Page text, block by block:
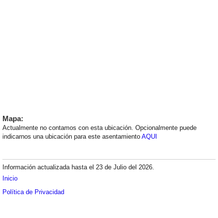
Mapa:
Actualmente no contamos con esta ubicación. Opcionalmente puede
indicarnos una ubicación para este asentamiento AQUI
Información actualizada hasta el 23 de Julio del 2026.
Inicio
Política de Privacidad